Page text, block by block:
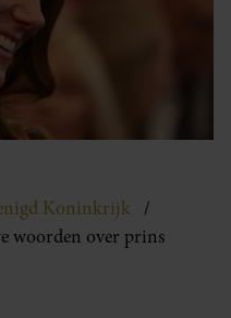
Koninkrijk
woorden over prins